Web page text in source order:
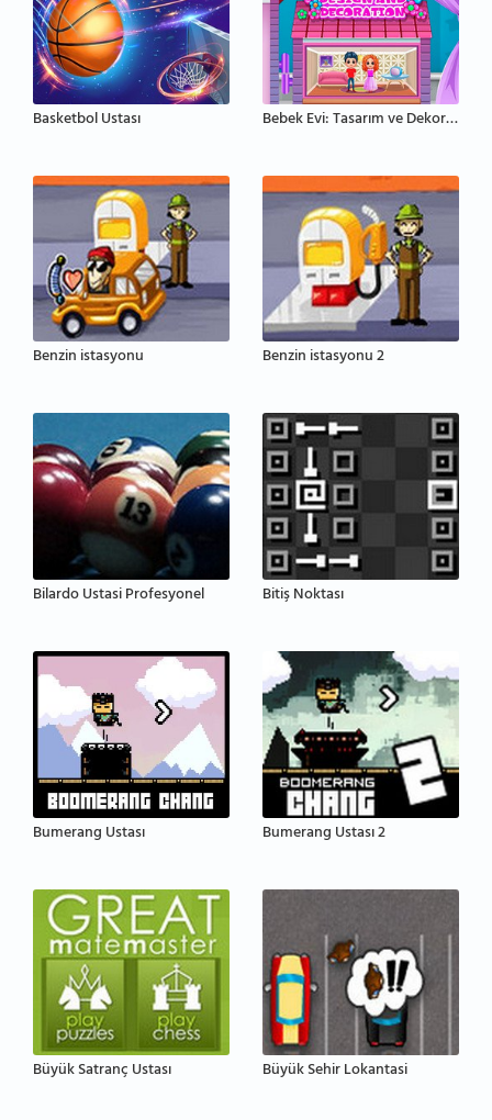
Basketbol Ustası Bebek Evi: Tasarım ve Dekorasyon
Benzin istasyonu Benzin istasyonu 2
Bilardo Ustasi Profesyonel Bitiş Noktası
Bumerang Ustası Bumerang Ustası 2
Büyük Satranç Ustası Büyük Sehir Lokantasi